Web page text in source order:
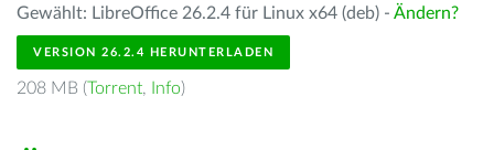
Gewählt: LibreOffice 26.2.4 für Linux x64 (deb) - Ändern?
VERSION 26.2.4 HERUNTERLADEN
208 MB (Torrent, Info)